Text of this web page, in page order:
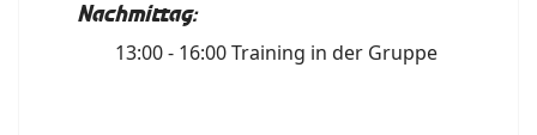
Nachmittag:
13:00 - 16:00 Training in der Gruppe